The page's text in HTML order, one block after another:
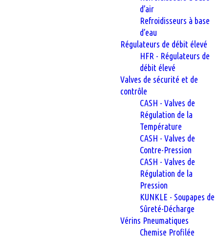
d’air
Refroidisseurs à base
d’eau
Régulateurs de débit élevé
HFR - Régulateurs de
débit élevé
Valves de sécurité et de
contrôle
CASH - Valves de
Régulation de la
Température
CASH - Valves de
Contre-Pression
CASH - Valves de
Régulation de la
Pression
KUNKLE - Soupapes de
Sûreté-Décharge
Vérins Pneumatiques
Chemise Profilée